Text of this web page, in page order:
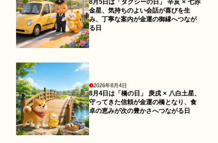
8月5日は「タクシーの日」 辛亥 × 七赤
金星、気持ちのよい会話が喜びを生
み、丁寧な案内が金運の御縁へつなが
る日
2026年8月4日
8月4日は「橋の日」 庚戌 × 八白土星、
守ってきた信頼が金運の橋となり、食
卓の恵みが次の豊かさへつながる日